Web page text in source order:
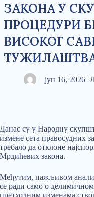
ЗАКОНА У
ПРОЦЕДУРИ
ВИСОКОГ
јун 16, 2026
Данас су у Народну
измене сета правосудних
требало да отклоне
Мрдићевих закона.
Међутим, пажљивом
се ради само о
претходним изменама